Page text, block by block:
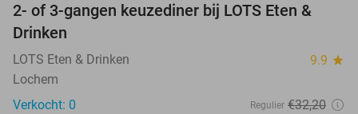
38%
TODAY
2- of 3-gangen keuzediner bij LOTS Eten &
Drinken
LOTS Eten & Drinken 9.9 star
Lochem
Verkocht: 0
Regulier €32,20